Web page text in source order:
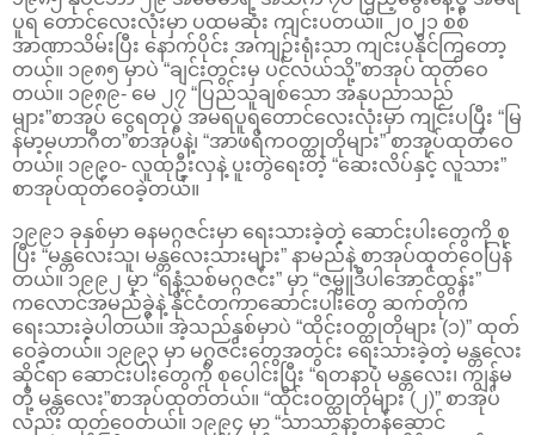
ပူရ တောင်လေးလုံးမှာ ပထမဆုံး ကျင်းပတယ်။ ၂၀၂၁ စစ်
အာဏာသိမ်းပြီး နောက်ပိုင်း အကျဉ်းရုံးသာ ကျင်းပနိုင်ကြတော့
တယ်။ ၁၉၈၅ မှာပဲ “ချင်းတွင်းမှ ပင်လယ်သို့”စာအုပ် ထုတ်ဝေ
တယ်။ ၁၉၈၉- မေ ၂၇ “ပြည်သူချစ်သော အနုပညာသည်
များ”စာအုပ် ငွေရတုပွဲ အမရပူရတောင်လေးလုံးမှာ ကျင်းပပြီး “မြ
န်မာ့မဟာဂီတ”စာအုပ်နဲ့၊ “အာဖရိကဝတ္ထုတိုများ” စာအုပ်ထုတ်ဝေ
တယ်။ ၁၉၉၀- လူထုဦးလှနဲ့ ပူးတွဲရေးတဲ့ “ဆေးလိပ်နှင့် လူသား”
စာအုပ်ထုတ်ဝေခဲ့တယ်။
၁၉၉၁ ခုနှစ်မှာ ဓနမဂ္ဂဇင်းမှာ ရေးသားခဲ့တဲ့ ဆောင်းပါးတွေကို စု
ပြီး “မန္တလေးသူ၊ မန္တလေးသားများ” နာမည်နဲ့ စာအုပ်ထုတ်ဝေပြန်
တယ်။ ၁၉၉၂ မှာ “ရနံ့သစ်မဂ္ဂဇင်း” မှာ “ဇမ္ဗူဒီပါအောင်ထွန်း”
ကလောင်အမည်ခွဲနဲ့ နိုင်ငံတကာဆောင်းပါးတွေ ဆက်တိုက်
ရေးသားခဲ့ပါတယ်။ အဲ့သည်နှစ်မှာပဲ “ထိုင်းဝတ္ထုတိုများ (၁)” ထုတ်
ဝေခဲ့တယ်။ ၁၉၉၃ မှာ မဂ္ဂဇင်းတွေအတွင်း ရေးသားခဲ့တဲ့ မန္တလေး
ဆိုင်ရာ ဆောင်းပါးတွေကို စုပေါင်းပြီး “ရတနာပုံ မန္တလေး၊ ကျွန်မ
တို့ မန္တလေး”စာအုပ်ထုတ်တယ်။ “ထိုင်းဝတ္ထုတိုများ (၂)” စာအုပ်
လည်း ထုတ်ဝေတယ်။ ၁၉၉၄ မှာ “သာသာနာ့တန်ဆောင်